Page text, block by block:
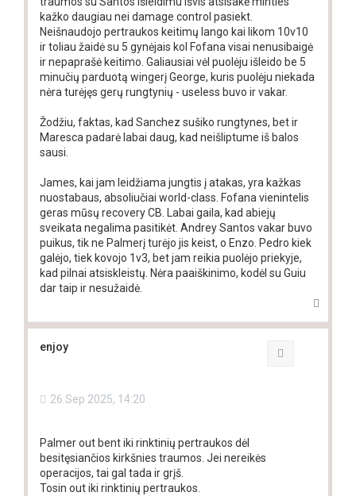
kažko daugiau nei damage control pasiekt.
Neišnaudojo pertraukos keitimų lango kai likom 10v10
ir toliau žaidė su 5 gynėjais kol Fofana visai nenusibaigė
ir nepaprašė keitimo. Galiausiai vėl puolėju išleido be 5
minučių parduotą wingerį George, kuris puolėju niekada
nėra turėjęs gerų rungtynių - useless buvo ir vakar.
Žodžiu, faktas, kad Sanchez sušiko rungtynes, bet ir
Maresca padarė labai daug, kad neišliptume iš balos
sausi.
James, kai jam leidžiama jungtis į atakas, yra kažkas
nuostabaus, absoliučiai world-class. Fofana vienintelis
geras mūsų recovery CB. Labai gaila, kad abiejų
sveikata negalima pasitikėt. Andrey Santos vakar buvo
puikus, tik ne Palmerį turėjo jis keist, o Enzo. Pedro kiek
galėjo, tiek kovojo 1v3, bet jam reikia puolėjo priekyje,
kad pilnai atsiskleistų. Nėra paaiškinimo, kodėl su Guiu
dar taip ir nesužaidė.
p
enjoy
26 Sep 2025, 14:20
Palmer out bent iki rinktinių pertraukos dėl
besitęsiančios kirkšnies traumos. Jei nereikės
operacijos, tai gal tada ir grįš.
Tosin out iki rinktinių pertraukos.